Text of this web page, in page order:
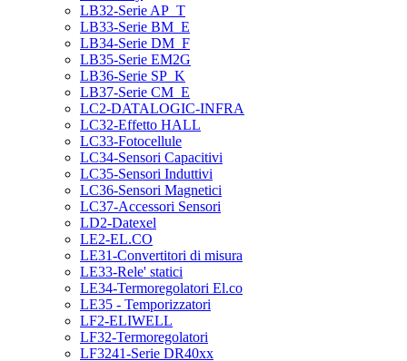
LB32-Serie AP_T
LB33-Serie BM_E
LB34-Serie DM_F
LB35-Serie EM2G
LB36-Serie SP_K
LB37-Serie CM_E
LC2-DATALOGIC-INFRA
LC32-Effetto HALL
LC33-Fotocellule
LC34-Sensori Capacitivi
LC35-Sensori Induttivi
LC36-Sensori Magnetici
LC37-Accessori Sensori
LD2-Datexel
LE2-EL.CO
LE31-Convertitori di misura
LE33-Rele' statici
LE34-Termoregolatori El.co
LE35 - Temporizzatori
LF2-ELIWELL
LF32-Termoregolatori
LF3241-Serie DR40xx